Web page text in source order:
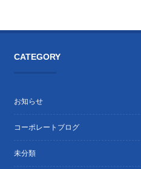
CATEGORY
お知らせ
コーポレートブログ
未分類